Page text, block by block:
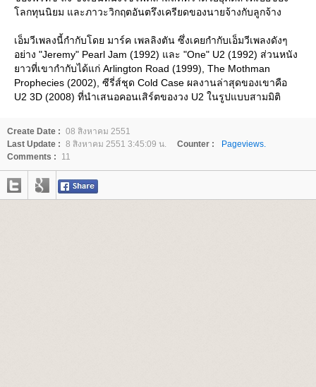
ลกทุนนิยม และภาวะวิกฤตอันตรึงเครียดของนายจ้างกับลูกจ้าง
เอ็มวีเพลงนี้กำกับโดย มาร์ค เพลลิงตัน ซึ่งเคยกำกับเอ็มวีเพลงดังๆ
อย่าง "Jeremy" Pearl Jam (1992) และ "One" U2 (1992) ส่วนหนัง
าวที่เขากำกับได้แก่ Arlington Road (1999), The Mothman
Prophecies (2002), ซีรี่ส์ชุด Cold Case ผลงานล่าสุดของเขาคือ
U2 3D (2008) ที่นำเสนอคอนเสิร์ตของวง U2 ในรูปแบบสามมิติ
Create Date : 08 สิงหาคม 2551
Last Update : 8 สิงหาคม 2551 3:45:09 น. Counter :
Pageviews.
Comments :
11